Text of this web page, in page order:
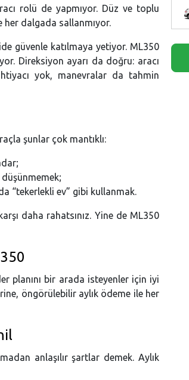
rolü de yapmıyor. Düz ve toplu
dalgada sallanmıyor.
güvenle katılmaya yetiyor. ML350
Direksiyon ayarı da doğru: aracı
yok, manevralar da tahmin
şunlar çok mantıklı:
“tekerlekli ev” gibi kullanmak.
daha rahatsınız. Yine de ML350
planını bir arada isteyenler için iyi
öngörülebilir aylık ödeme ile her
anlaşılır şartlar demek. Aylık